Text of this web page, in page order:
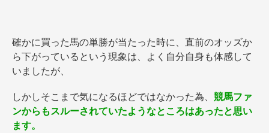
確かに買った馬の単勝が当たった時に、直前のオッズか
ら下がっているという現象は、よく自分自身も体感して
いましたが、
しかしそこまで気になるほどではなかった為、 競馬ファ
ンからもスルーされていたようなところはあったと思い
ます。